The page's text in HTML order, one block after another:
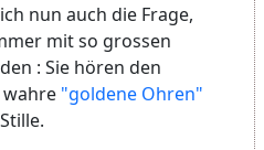
nun auch die Frage,
mit so grossen
: Sie hören den
wahre "goldene Ohren"